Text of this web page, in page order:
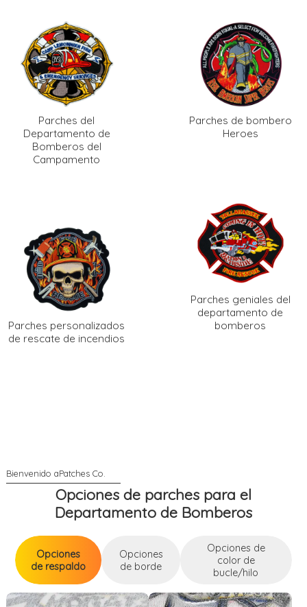
Parches del
Departamento de
Bomberos del
Campamento
Parches personalizados
de rescate de incendios
Parches de bombero
Heroes
Parches geniales del
departamento de
bomberos
Opciones de parches para el
Departamento de Bomberos
Opciones
de respaldo
Opciones
de borde
Opciones de
color de
bucle/hilo
Opciones de respaldo
Opciones de color de bucle/hilo
Opciones de borde